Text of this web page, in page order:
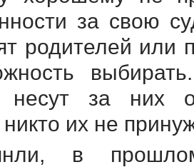
за свою
родителей или
несут за них
никто их не
в